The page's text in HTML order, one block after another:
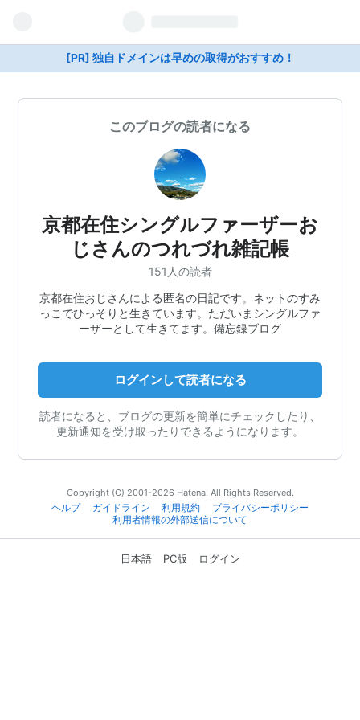
[PR] 独自ドメインは早めの取得がおすすめ！
このブログの読者になる
京都在住シングルファーザーお
じさんのつれづれ雑記帳
151人の読者
京都在住おじさんによる匿名の日記です。ネットのすみ
っこでひっそりと生きています。ただいまシングルファ
ーザーとして生きてます。備忘録ブログ
ログインして読者になる
読者になると、ブログの更新を簡単にチェックしたり、
更新通知を受け取ったりできるようになります。
Copyright (C) 2001-2026 Hatena. All Rights Reserved.
ヘルプ
ガイドライン 利用規約
プライバシーポリシー
利用者情報の外部送信について
日本語 PC版 ログイン